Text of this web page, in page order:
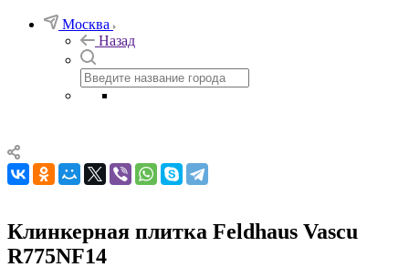
Москва
Назад
Клинкерная плитка Feldhaus Vascu
R775NF14